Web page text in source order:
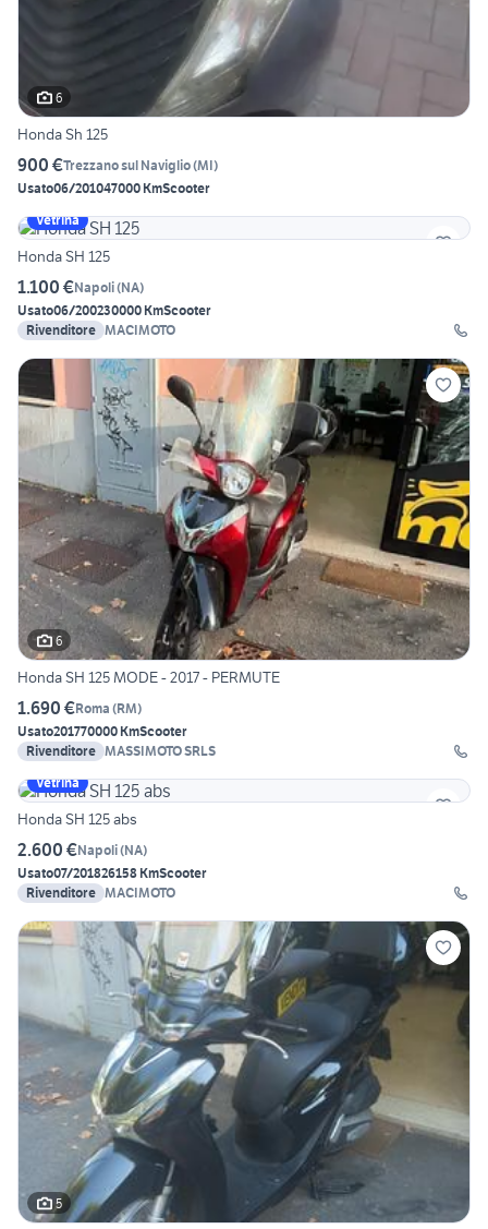
6
Honda Sh 125
900 €Trezzano sul Naviglio(MI)
Usato06/201047000 KmScooter
Vetrina
Honda SH 125
1.100 €Napoli(NA)
Usato06/200230000 KmScooter
Rivenditore MACIMOTO
6
Honda SH 125 MODE - 2017 - PERMUTE
1.690 €Roma (RM)
Usato201770000 KmScooter
Rivenditore MASSIMOTO SRLS
Vetrina
Honda SH 125 abs
2.600 €Napoli(NA)
Usato07/201826158 KmScooter
Rivenditore MACIMOTO
5